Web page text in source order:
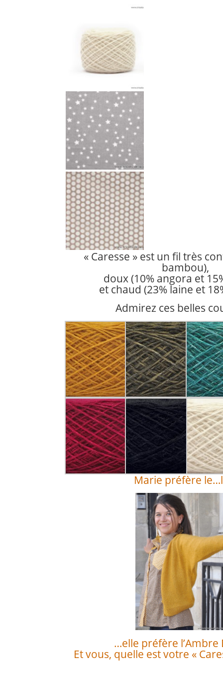
« Caresse » est un fil très
bambou),
doux (10% angora et
et chaud (23% laine et
Admirez ces belles
Marie préfère
…elle préfère l’Ambre
Et vous, quelle est votre «